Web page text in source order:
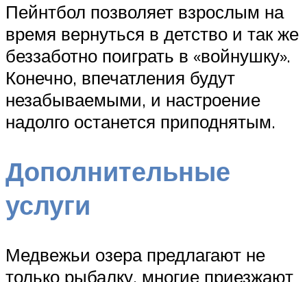
Пейнтбол позволяет взрослым на
время вернуться в детство и так же
беззаботно поиграть в «войнушку».
Конечно, впечатления будут
незабываемыми, и настроение
надолго останется приподнятым.
Дополнительные
услуги
Медвежьи озера предлагают не
только рыбалку, многие приезжают